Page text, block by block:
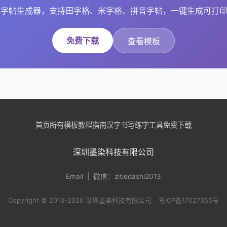
帖生成器，支持田字格、米字格、拼音字帖，一键生成可打
免费下载 查看模板
首页所有模板教程指南汉字书写练字工具免费下载
深圳墨染科技有限公司
Email | 微信：zitiedashi2013
Copyright © 2013-2026 深圳墨染科技有限公司 粤ICP备17027355号